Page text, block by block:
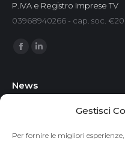
Gestisci
Per fornire le migliori
P.IVA e Registro Imprese TV
03968940266 - cap. soc.
Find us on:
News
Progettazione magazzini
30 Luglio 2026